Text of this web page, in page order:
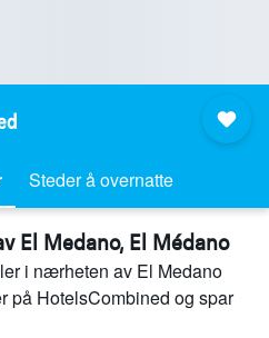
Steder å overnatte
El Medano, El Médano
i nærheten av El Medano
på HotelsCombined og spar